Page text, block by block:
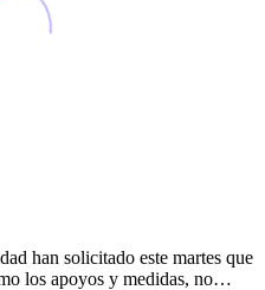
han solicitado este martes que
los apoyos y medidas, no…